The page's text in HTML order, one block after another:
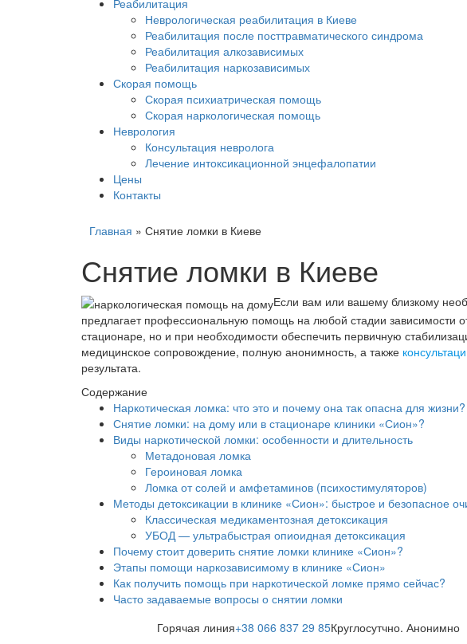
Реабилитация
Неврологическая реабилитация в Киеве
Реабилитация после посттравматического синдрома
Реабилитация алкозависимых
Реабилитация наркозависимых
Скорая помощь
Скорая психиатрическая помощь
Скорая наркологическая помощь
Неврология
Консультация невролога
Лечение интоксикационной энцефалопатии
Цены
Контакты
Главная » Снятие ломки в Киеве
Снятие ломки в Киеве
Если вам или вашему близкому
предлагает профессиональную помощь на любой стадии зависимости
стационаре, но и при необходимости обеспечить первичную
медицинское сопровождение, полную анонимность, а также
результата.
Содержание
Наркотическая ломка: что это и почему она так опасна для жизни?
Снятие ломки: на дому или в стационаре клиники «Сион»?
Виды наркотической ломки: особенности и длительность
Метадоновая ломка
Героиновая ломка
Ломка от солей и амфетаминов (психостимуляторов)
Методы детоксикации в клинике «Сион»: быстрое и безопасное
Классическая медикаментозная детоксикация
УБОД — ультрабыстрая опиоидная детоксикация
Почему стоит доверить снятие ломки клинике «Сион»?
Этапы помощи наркозависимому в клинике «Сион»
Как получить помощь при наркотической ломке прямо сейчас?
Часто задаваемые вопросы о снятии ломки
Горячая линия+38 066 837 29 85Круглосутчно. Анонимно